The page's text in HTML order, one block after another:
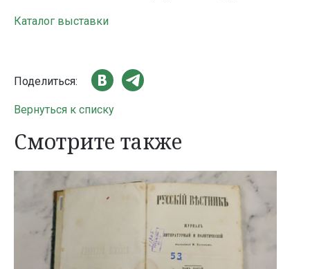
Каталог выставки
Поделиться:
Вернуться к списку
Смотрите также